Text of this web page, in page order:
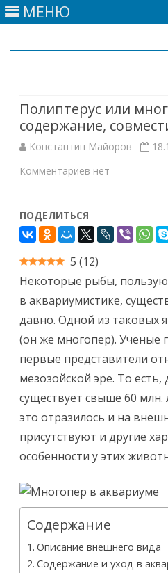
МЕНЮ
Полиптерус или
содержание,
Константин Майоров
Комментариев к
или
многопер:
совместимость,
виды
нет
ПОДЕЛИТЬСЯ
5 (12)
Некоторые рыбы,
в аквариумистике,
давно. Одной из таковых
(он же многопер). Ученые
первые представители
мезозойской эре. То
существует свыше 60 млн.
это отразилось и на
присутствуют и другие
особенности у этих
Содержание
Описание внешнего вида
Содержание и уход в